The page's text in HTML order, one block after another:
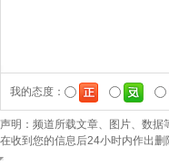
我的态度：
声明：频道所载文章、图片、数
在收到您的信息后24小时内作出删